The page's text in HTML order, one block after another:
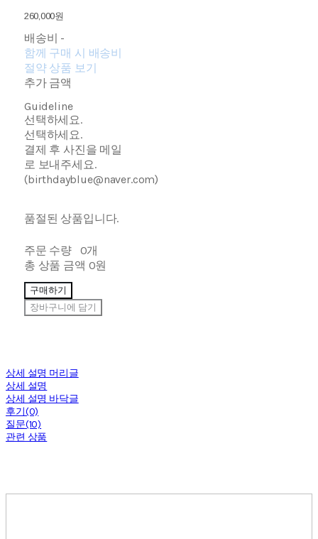
260,000원
배송비 -
함께 구매 시 배송비
절약 상품 보기
추가 금액
Guideline
선택하세요.
선택하세요.
결제 후 사진을 메일
로 보내주세요.
(birthdayblue@naver.com)
품절된 상품입니다.
주문 수량
0개
총 상품 금액 0원
구매하기
장바구니에 담기
상세 설명 머리글
상세 설명
상세 설명 바닥글
후기(0)
질문(10)
관련 상품